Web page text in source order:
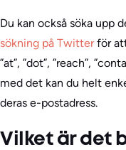
Du kan också söka upp
sökning på Twitterför
”at”, ”dot”, ”reach”,
med det kan du helt
deras e-postadress.
Vilket är det